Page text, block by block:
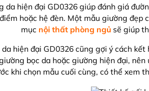
da hiện đại GD0326 giúp đánh giá
hoặc hệ đèn. Một mẫu giường
mục nội thất phòng ngủsẽ giúp
hiện đại GD0326 cũng gợi ý cách
bọc da hoặc giường hiện đại,
khi chọn mẫu cuối cùng, có thể xem